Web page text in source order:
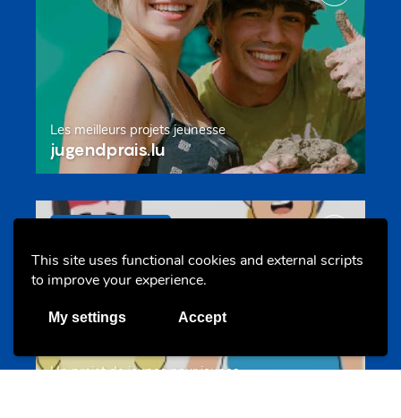
This site uses functional cookies and external scripts
to improve your experience.
My settings Accept
Les meilleurs projets jeunesse
jugendprais.lu
Offres & Initiatives
Un projet de jeunes pour jeunes